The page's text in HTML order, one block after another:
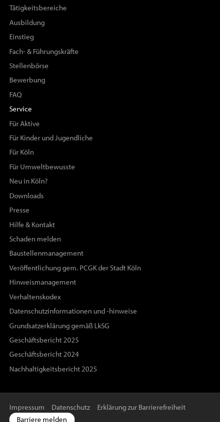
Tätigkeitsbereiche
Ausbildung
Einstieg
Fach- & Führungskräfte
Stellenbörse
Bewerbung
FAQ
Service
Für Aktive
Für Kinder und Jugendliche
Für Köln
Für Umweltbewusste
Neu in Köln?
Downloads
Presse
Hilfe & Kontakt
Schaden melden
Baustellenmanagement
Veröffentlichung gem. PCGK der Stadt Köln
Hinweismanagement
Verhaltenskodex
Datenschutzinformationen und -hinweise
Grundsatzerklärung gemäß LkSG
Geschäftsbericht 2025
Geschäftsbericht 2024
Nachhaltigkeitsbericht 2025
Impressum Datenschutz
Erklärung zur Barrierefreiheit
Barriere melden